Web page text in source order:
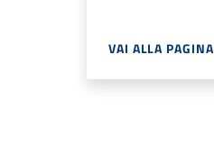
VAI ALLA PAGINA